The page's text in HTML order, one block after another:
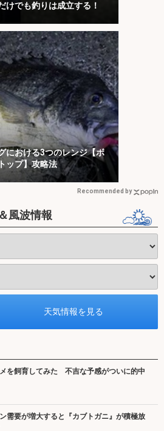
けでも釣りは成立する！
における3つのレンジ【ボ
ップ】攻略法
Recommended by
風波情報
を飼育してみた 不吉な予感がついに的中
需要が増大すると『カブトガニ』が積極放